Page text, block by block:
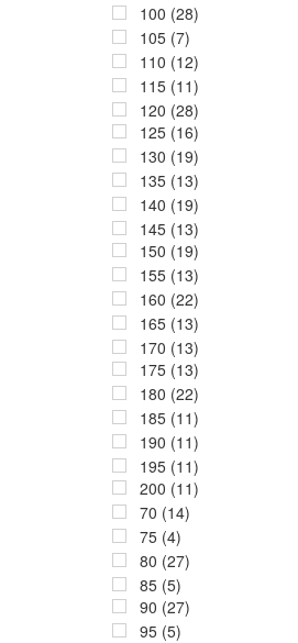
100 (28)
105 (7)
110 (12)
115 (11)
120 (28)
125 (16)
130 (19)
135 (13)
140 (19)
145 (13)
150 (19)
155 (13)
160 (22)
165 (13)
170 (13)
175 (13)
180 (22)
185 (11)
190 (11)
195 (11)
200 (11)
70 (14)
75 (4)
80 (27)
85 (5)
90 (27)
95 (5)